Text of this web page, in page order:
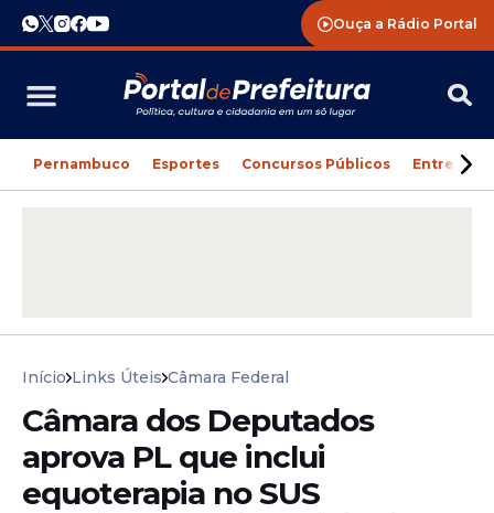
Ouça a Rádio Portal
Pernambuco Esportes Concursos Públicos
Início Links Úteis Câmara Federal
Câmara dos Deputados
aprova PL que inclui
equoterapia no SUS